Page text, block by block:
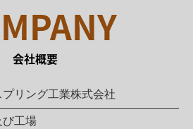
会社概要
プリング工業株式会社
び工場